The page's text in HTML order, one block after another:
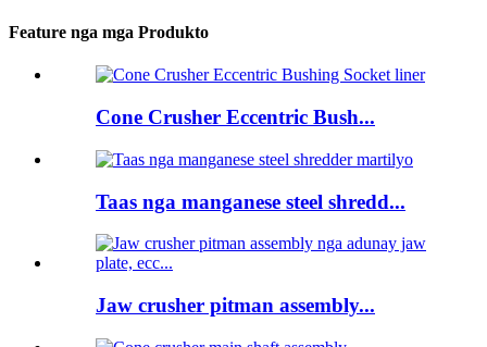
Feature nga mga Produkto
Cone Crusher Eccentric Bush...
Taas nga manganese steel shredd...
Jaw crusher pitman assembly...